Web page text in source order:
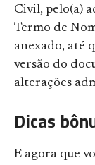
Civil, pelo(a)
Termo de
anexado, até
versão do
alterações
Dicas
E agora que